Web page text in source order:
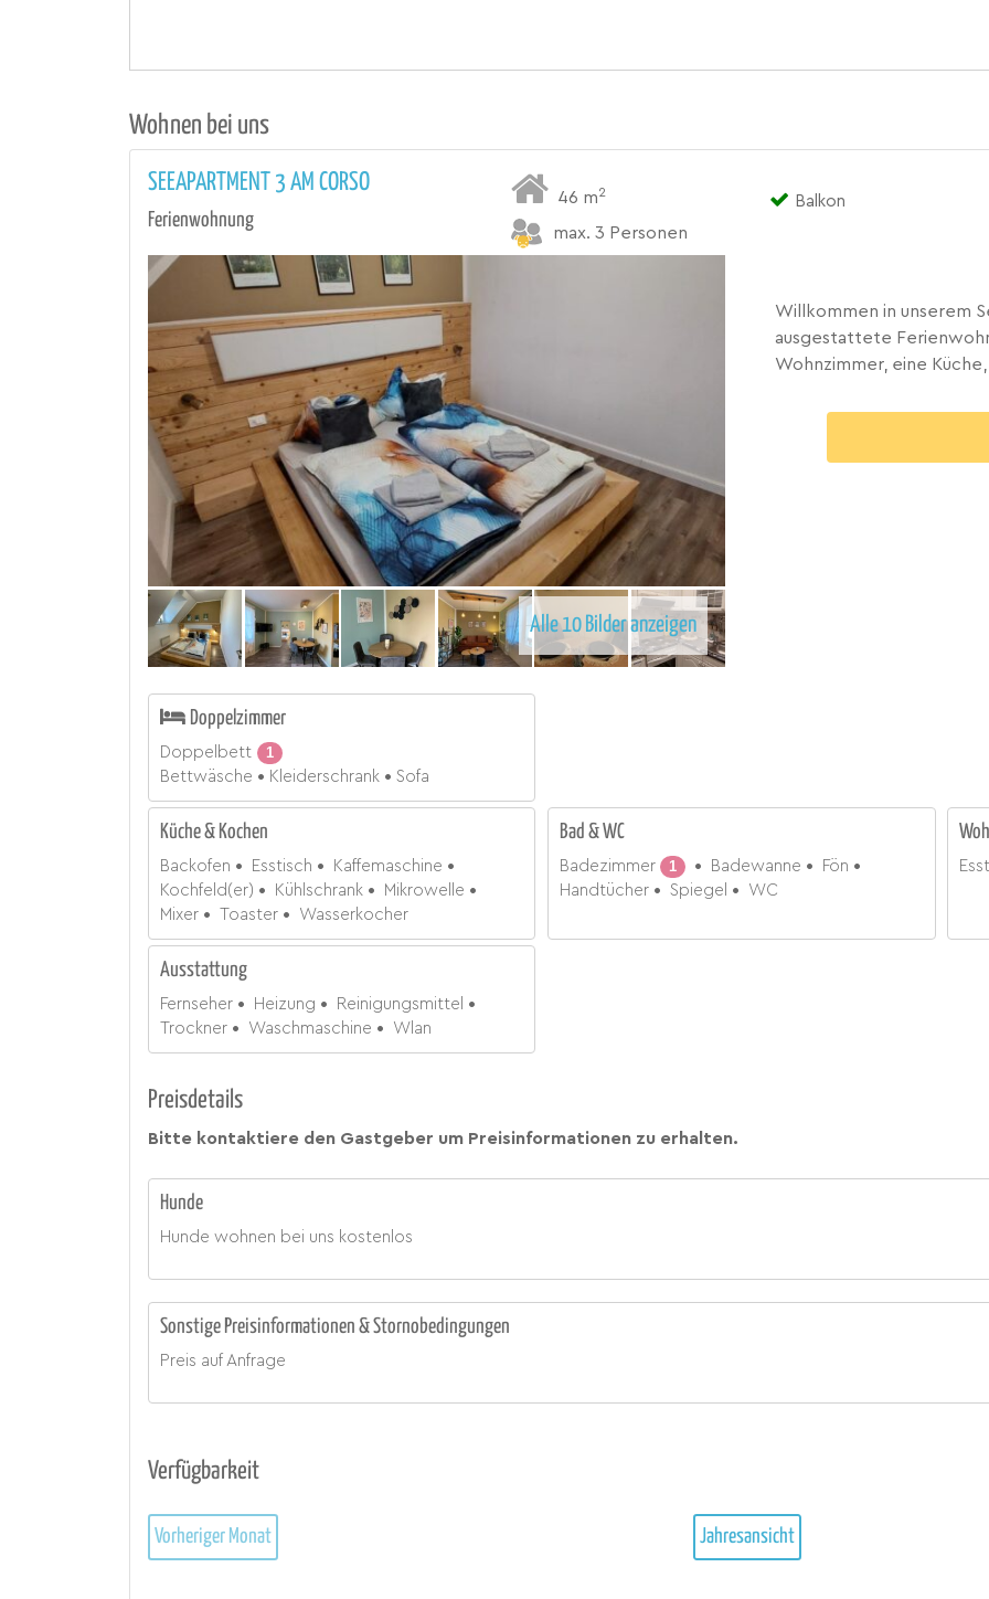
Wohnen bei uns
SEEAPARTMENT 3 AM CORSO
Ferienwohnung
46 m2
max. 3 Personen
Balkon
Alle 10 Bilder anzeigen
Willkommen in unserem
ausgestattete
Wohnzimmer, eine
Doppelzimmer
Doppelbett
1
Bettwäsche
Kleiderschrank Sofa
Küche & Kochen
Backofen Esstisch
Kaffemaschine
Kochfeld(er)
Kühlschrank
Mikrowelle
Mixer
Toaster Wasserkocher
Bad & WC
Badezimmer 1 Badewanne
Fön
Handtücher
Spiegel WC
Ausstattung
Fernseher Heizung
Reinigungsmittel
Trockner
Waschmaschine Wlan
Preisdetails
Bitte kontaktiere den Gastgeber um Preisinformationen zu erhalten.
Hunde
Hunde wohnen bei uns kostenlos
Sonstige Preisinformationen & Stornobedingungen
Preis auf Anfrage
Verfügbarkeit
Vorheriger Monat Jahresansicht